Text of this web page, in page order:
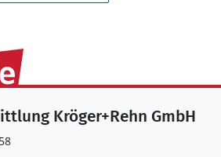
Kröger+Rehn GmbH